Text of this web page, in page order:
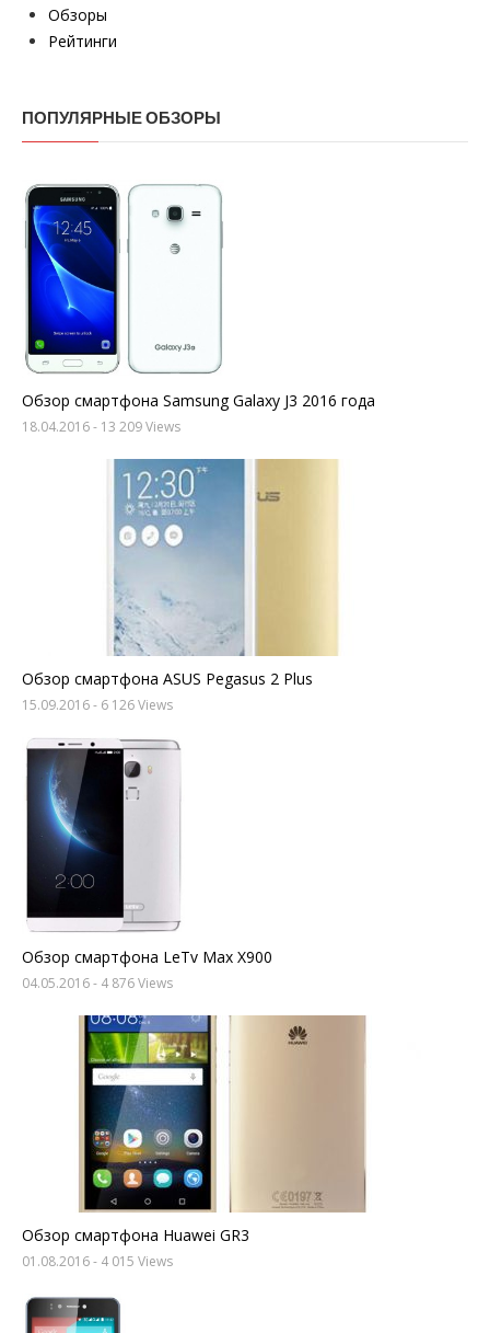
Обзоры
Рейтинги
ПОПУЛЯРНЫЕ ОБЗОРЫ
Обзор смартфона Samsung Galaxy J3 2016 года
18.04.2016- 13 209 Views
Обзор смартфона ASUS Pegasus 2 Plus
15.09.2016- 6 126 Views
Обзор смартфона LeTv Max X900
04.05.2016- 4 876 Views
Обзор смартфона Huawei GR3
01.08.2016- 4 015 Views